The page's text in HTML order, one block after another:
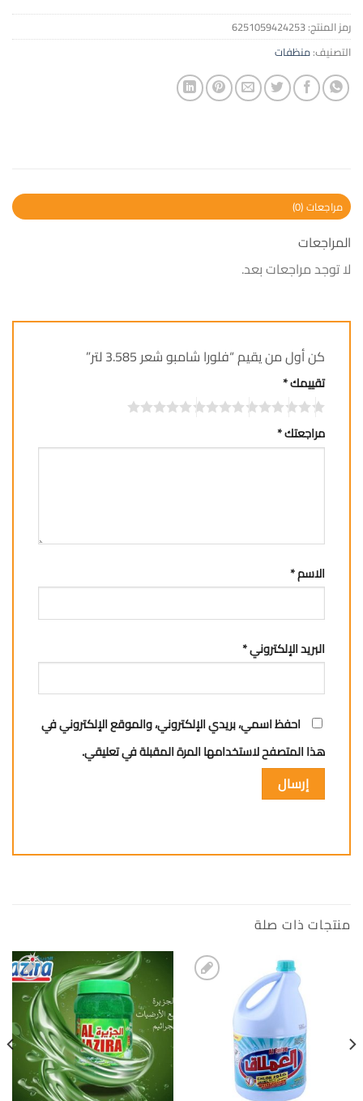
رمز المنتج:6251059424253
التصنيف:منظفات
مراجعات (0)
المراجعات
لا توجد مراجعات بعد.
كن أول من يقيم “فلورا شامبو شعر 3.585 لتر”
تقييمك*
مراجعتك*
الاسم*
البريد الإلكتروني*
احفظ اسمي، بريدي الإلكتروني، والموقع الإلكتروني في
هذا المتصفح لاستخدامها المرة المقبلة في تعليقي.
منتجات ذات صلة
إضافة
الى
المفضلة